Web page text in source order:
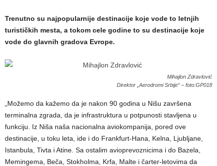
Trenutno su najpopularnije destinacije koje vode to letnjih
turističkih mesta, a tokom cele godine to su destinacije koje
vode do glavnih gradova Evrope.
Mihajlon Zdravlović
Direktor „Aerodromi Srbije“ – foto:GP018
„Možemo da kažemo da je nakon 90 godina u Nišu završena
terminalna zgrada, da je infrastruktura u potpunosti stavljena u
funkciju. Iz Niša naša nacionalna aviokompanija, pored ove
destinacije, u toku leta, ide i do Frankfurt-Hana, Kelna, Ljubljane,
Istanbula, Tivta i Atine. Sa ostalim avioprevoznicima i do Bazela,
Memingema, Beča, Stokholma, Krfa, Malte i čarter-letovima da